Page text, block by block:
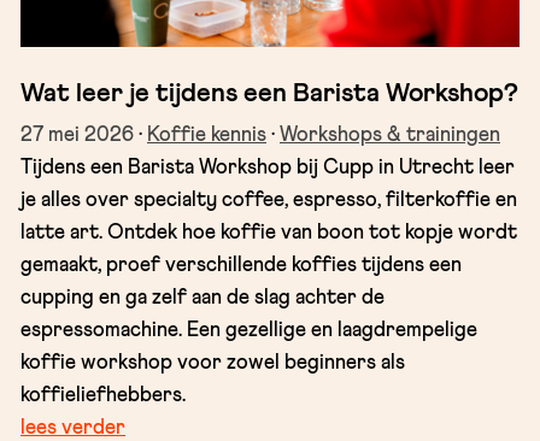
Wat leer je tijdens een Barista Workshop?
27 mei 2026 · Koffie kennis · Workshops & trainingen
Tijdens een Barista Workshop bij Cupp in Utrecht leer
je alles over specialty coffee, espresso, filterkoffie en
latte art. Ontdek hoe koffie van boon tot kopje wordt
gemaakt, proef verschillende koffies tijdens een
cupping en ga zelf aan de slag achter de
espressomachine. Een gezellige en laagdrempelige
koffie workshop voor zowel beginners als
koffieliefhebbers.
lees verder